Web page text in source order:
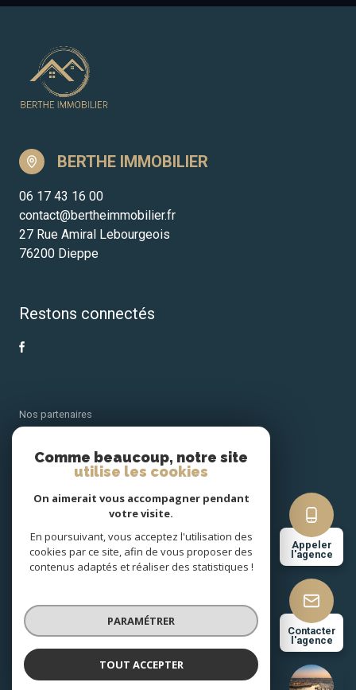
BERTHE IMMOBILIER
Appeler
l'agence
Contacter
l'agence
BERTHE IMMOBILIER
06 17 43 16 00
contact@bertheimmobilier.fr
27 Rue Amiral Lebourgeois
76200 Dieppe
Restons connectés
Nos partenaires
Mentions légales
Admin
Nos honoraires
Cookies
© 2026 | Tous droits réservés
Comme beaucoup, notre site
utilise les cookies
On aimerait vous accompagner pendant
votre visite.
En poursuivant, vous acceptez l'utilisation des
cookies par ce site, afin de vous proposer des
contenus adaptés et réaliser des statistiques !
PARAMÉTRER
TOUT ACCEPTER